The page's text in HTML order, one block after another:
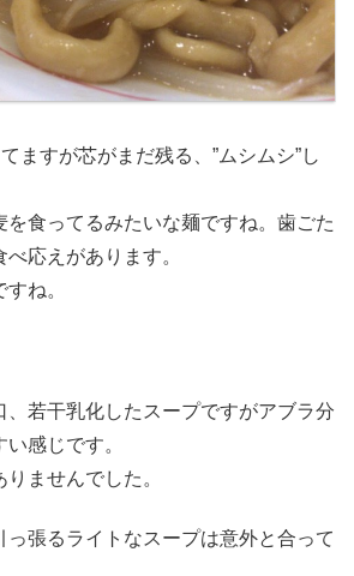
ますが芯がまだ残る、”ムシムシ”し
を食ってるみたいな麺ですね。歯ごた
応えがあります。
ね。
、若干乳化したスープですがアブラ分
感じです。
ませんでした。
っ張るライトなスープは意外と合って